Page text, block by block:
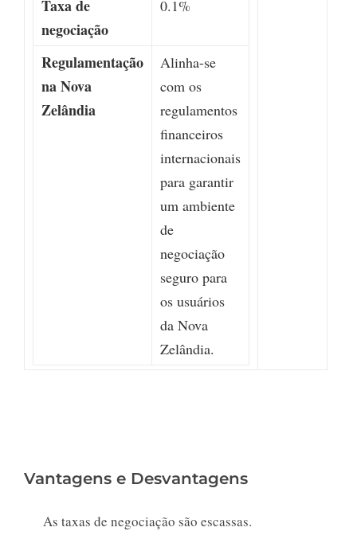
Taxa de
negociação
0.1%
Regulamentação
na Nova
Zelândia
Alinha-se
com os
regulamentos
financeiros
internacionais
para garantir
um ambiente
de
negociação
seguro para
os usuários
da Nova
Zelândia.
Vantagens e Desvantagens
As taxas de negociação são escassas.